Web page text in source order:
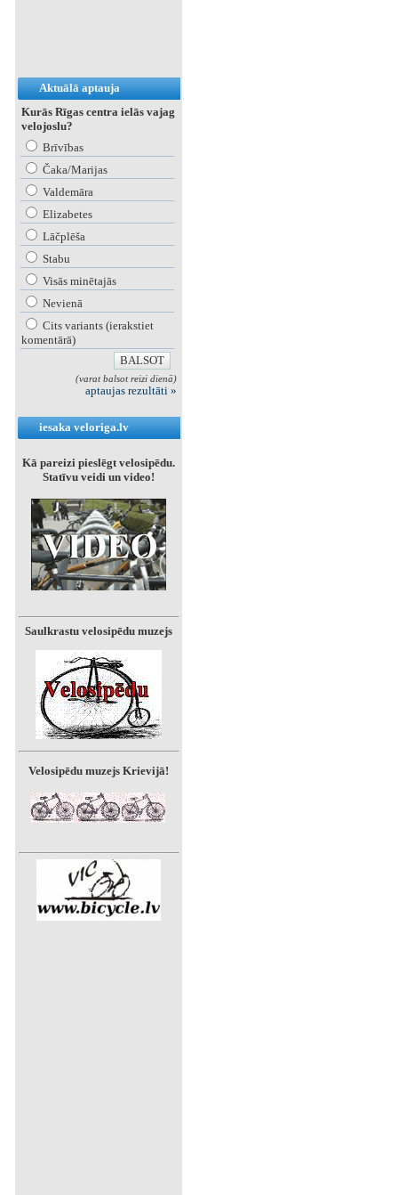
Aktuālā aptauja
Kurās Rīgas centra ielās vajag
velojoslu?
Brīvības
Čaka/Marijas
Valdemāra
Elizabetes
Lāčplēša
Stabu
Visās minētajās
Nevienā
Cits variants (ierakstiet
komentārā)
(varat balsot reizi dienā)
aptaujas rezultāti »
iesaka veloriga.lv
Kā pareizi pieslēgt velosipēdu.
Statīvu veidi un video!
Saulkrastu velosipēdu muzejs
Velosipēdu muzejs Krievijā!